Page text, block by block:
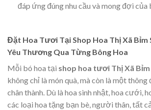
đáp ứng đúng nhu cầu và mong đợi của
Đặt Hoa Tươi Tại Shop Hoa Thị Xã Bỉm
Yêu Thương Qua Từng Bông Hoa
Mỗi bó hoa tại shop hoa tươi Thị Xã Bỉm
không chỉ là món quà, mà còn là một
chân thành. Dù là hoa sinh nhật, hoa cưới,
các loại hoa tặng bạn bè, người thân, tất